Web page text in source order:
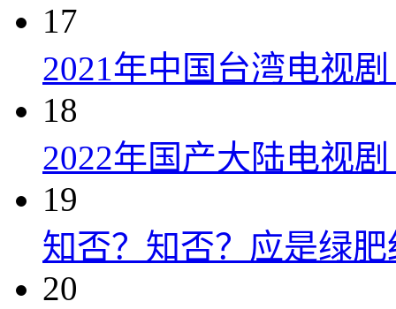
17
2021年中国台湾电视
18
2022年国产大陆电视
19
知否？知否？应是绿肥
20